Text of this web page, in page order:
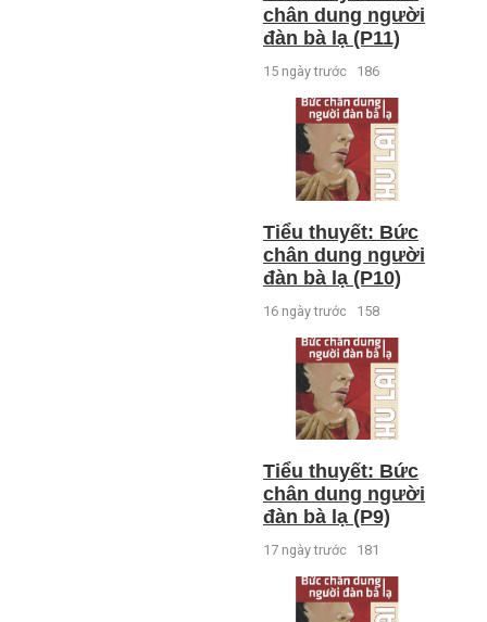
chân dung người
đàn bà lạ (P11)
15 ngày trước 186
Tiểu thuyết: Bức
chân dung người
đàn bà lạ (P10)
16 ngày trước 158
Tiểu thuyết: Bức
chân dung người
đàn bà lạ (P9)
17 ngày trước 181